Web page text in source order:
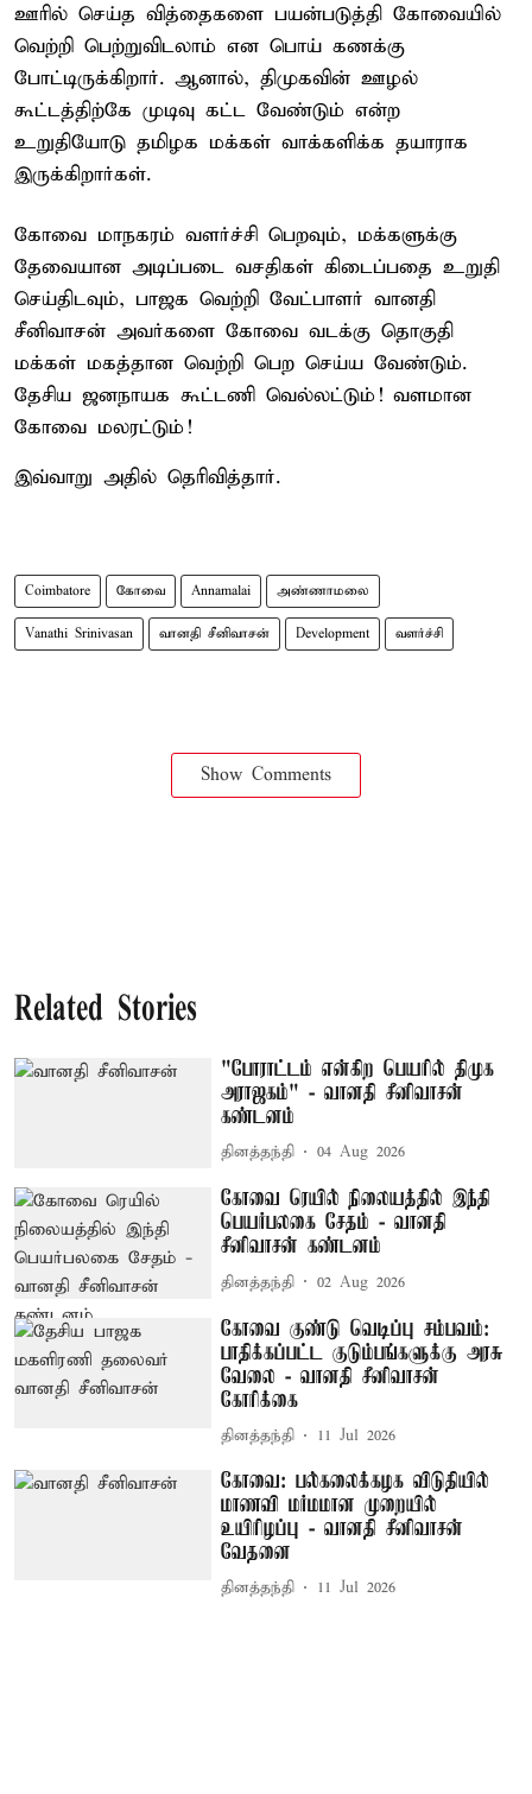
ஊரில் செய்த வித்தைகளை பயன்படுத்தி கோவையில்
வெற்றி பெற்றுவிடலாம் என பொய் கணக்கு
போட்டிருக்கிறார். ஆனால், திமுகவின் ஊழல்
கூட்டத்திற்கே முடிவு கட்ட வேண்டும் என்ற
உறுதியோடு தமிழக மக்கள் வாக்களிக்க தயாராக
இருக்கிறார்கள்.
கோவை மாநகரம் வளர்ச்சி பெறவும், மக்களுக்கு
தேவையான அடிப்படை வசதிகள் கிடைப்பதை உறுதி
செய்திடவும், பாஜக வெற்றி வேட்பாளர் வானதி
சீனிவாசன் அவர்களை கோவை வடக்கு தொகுதி
மக்கள் மகத்தான வெற்றி பெற செய்ய வேண்டும்.
தேசிய ஜனநாயக கூட்டணி வெல்லட்டும்! வளமான
கோவை மலரட்டும்!
இவ்வாறு அதில் தெரிவித்தார்.
Coimbatore கோவை Annamalai அண்ணாமலை
Vanathi Srinivasan வானதி சீனிவாசன் Development வளர்ச்சி
Show Comments
Related Stories
"போராட்டம் என்கிற பெயரில் திமுக
அராஜகம்" - வானதி சீனிவாசன்
கண்டனம்
தினத்தந்தி 04 Aug 2026
கோவை ரெயில் நிலையத்தில் இந்தி
பெயர்பலகை சேதம் - வானதி
சீனிவாசன் கண்டனம்
தினத்தந்தி 02 Aug 2026
கோவை குண்டு வெடிப்பு சம்பவம்:
பாதிக்கப்பட்ட குடும்பங்களுக்கு அரசு
வேலை - வானதி சீனிவாசன்
கோரிக்கை
தினத்தந்தி 11 Jul 2026
கோவை: பல்கலைக்கழக விடுதியில்
மாணவி மர்மமான முறையில்
உயிரிழப்பு - வானதி சீனிவாசன்
வேதனை
தினத்தந்தி 11 Jul 2026